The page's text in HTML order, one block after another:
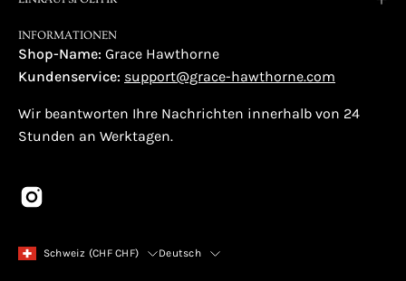
INFORMATIONEN
Shop-Name: Grace Hawthorne
Kundenservice: support@grace-hawthorne.com
Wir beantworten Ihre Nachrichten innerhalb von 24
Stunden an Werktagen.
LandSchweiz (CHF CHF) Sprache
Deutsch